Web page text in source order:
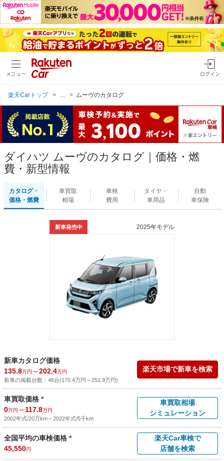
メニュー ログイン
楽天Carトップ ムーヴのカタログ
ダイハツ ムーヴのカタログ｜価格・燃
費・新型情報
カタログ・
価格・燃費
車買取
相場
車検
費用
タイヤ・
車用品
自動
車保険
新車発売中 2025年モデル
新車カタログ価格
135.8万円 ～202.4万円
新車の掲載台数： 46台(170.4万円 ～251.9万円)
楽天市場で新車を検索
車買取価格 *
0万円 ～ 117.8万円
2002年式/20万km～2022年式/5千km
車買取相場
シミュレーション
全国平均の車検価格 *
45,550円
楽天Car車検で
店舗を検索